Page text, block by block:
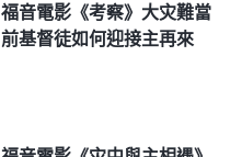
福音電影《考察》大灾難當
前基督徒如何迎接主再來